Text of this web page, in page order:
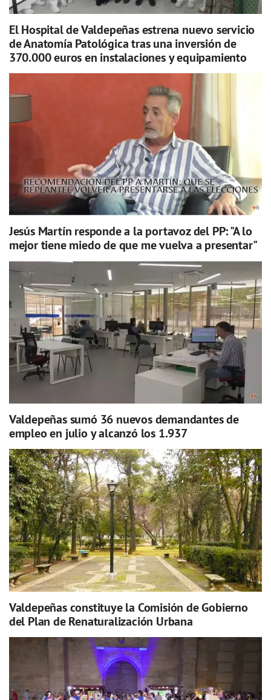
El Hospital de Valdepeñas estrena nuevo servicio
de Anatomía Patológica tras una inversión de
370.000 euros en instalaciones y equipamiento
Jesús Martín responde a la portavoz del PP: "A lo
mejor tiene miedo de que me vuelva a presentar"
Valdepeñas sumó 36 nuevos demandantes de
empleo en julio y alcanzó los 1.937
Valdepeñas constituye la Comisión de Gobierno
del Plan de Renaturalización Urbana